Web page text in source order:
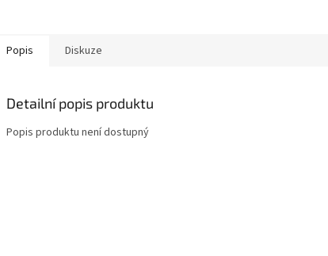
Popis Diskuze
Detailní popis produktu
Popis produktu není dostupný